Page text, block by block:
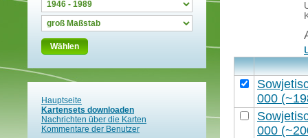
Wählen
Hauptseite
Kartensets downloaden
Nachrichten über die Karten
Kommentare der Benutzer
000
000